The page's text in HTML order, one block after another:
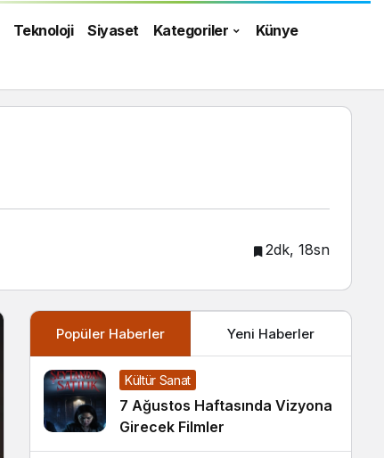
Teknoloji Siyaset Kategoriler Künye
2dk, 18sn
Popüler Haberler Yeni Haberler
Kültür Sanat
7 Ağustos Haftasında Vizyona
Girecek Filmler